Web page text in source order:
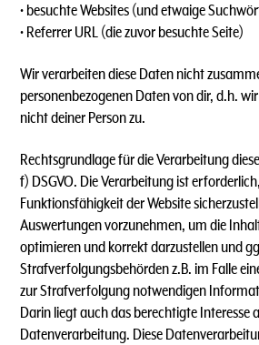
• besuchte Websites (und etwaige
• Referrer URL (die zuvor besuchte Seite)
Wir verarbeiten diese Daten nicht
personenbezogenen Daten von dir, d.h.
nicht deiner Person zu.
Rechtsgrundlage für die Verarbeitung
f) DSGVO. Die Verarbeitung ist
Funktionsfähigkeit der Website
Auswertungen vorzunehmen, um die
optimieren und korrekt darzustellen und
Strafverfolgungsbehörden z.B. im Falle
zur Strafverfolgung notwendigen
Darin liegt auch das berechtigte Interesse
Datenverarbeitung. Diese